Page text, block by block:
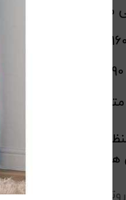
منظم، این ویژگی
های آن است.
یک نفره